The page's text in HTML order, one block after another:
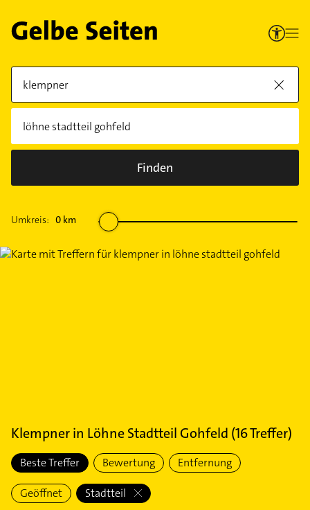
Finden
Umkreis: 0 km
Klempnerin Löhne Stadtteil Gohfeld (16Treffer)
Beste Treffer Bewertung Entfernung
Geöffnet Stadtteil